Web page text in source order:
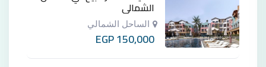
الشمالي
الساحل الشمالي
EGP150,000